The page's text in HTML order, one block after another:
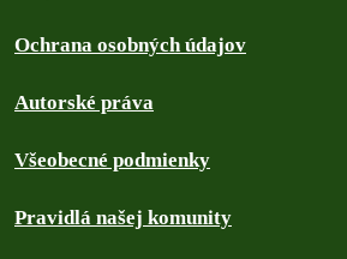
Ochrana osobných údajov
Autorské práva
Všeobecné podmienky
Pravidlá našej komunity